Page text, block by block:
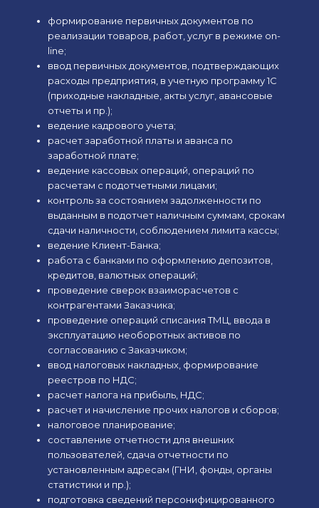
формирование первичных документов по
реализации товаров, работ, услуг в режиме on-
line;
ввод первичных документов, подтверждающих
расходы предприятия, в учетную программу 1С
(приходные накладные, акты услуг, авансовые
отчеты и пр.);
ведение кадрового учета;
расчет заработной платы и аванса по
заработной плате;
ведение кассовых операций, операций по
расчетам с подотчетными лицами;
контроль за состоянием задолженности по
выданным в подотчет наличным суммам, срокам
сдачи наличности, соблюдением лимита кассы;
ведение Клиент-Банка;
работа с банками по оформлению депозитов,
кредитов, валютных операций;
проведение сверок взаиморасчетов с
контрагентами Заказчика;
проведение операций списания ТМЦ, ввода в
эксплуатацию необоротных активов по
согласованию с Заказчиком;
ввод налоговых накладных, формирование
реестров по НДС;
расчет налога на прибыль, НДС;
расчет и начисление прочих налогов и сборов;
налоговое планирование;
составление отчетности для внешних
пользователей, сдача отчетности по
установленным адресам (ГНИ, фонды, органы
статистики и пр.);
подготовка сведений персонифицированного